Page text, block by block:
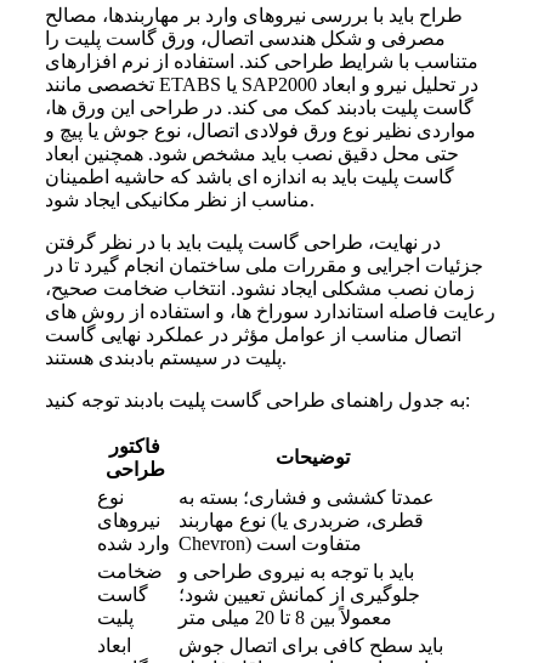
طراح باید با بررسی نیروهای وارد بر مهاربندها، مصالح
مصرفی و شکل هندسی اتصال، ورق گاست پلیت را
متناسب با شرایط طراحی کند. استفاده از نرم‌ افزارهای
تخصصی مانند ETABS یا SAP2000 در تحلیل نیرو و ابعاد
گاست پلیت بادبند کمک می‌ کند. در طراحی این ورق‌ ها،
مواردی نظیر نوع ورق فولادی اتصال، نوع جوش یا پیچ و
حتی محل دقیق نصب باید مشخص شود. همچنین ابعاد
گاست پلیت باید به اندازه‌ ای باشد که حاشیه اطمینان
مناسب از نظر مکانیکی ایجاد شود.
در نهایت، طراحی گاست پلیت باید با در نظر گرفتن
جزئیات اجرایی و مقررات ملی ساختمان انجام گیرد تا در
زمان نصب مشکلی ایجاد نشود. انتخاب ضخامت صحیح،
رعایت فاصله استاندارد سوراخ‌ ها، و استفاده از روش‌ های
اتصال مناسب از عوامل مؤثر در عملکرد نهایی گاست
پلیت در سیستم بادبندی هستند.
به جدول راهنمای طراحی گاست پلیت بادبند توجه کنید:
فاکتور
طراحی
توضیحات
نوع
نیروهای
وارد شده
عمدتا کششی و فشاری؛ بسته به
نوع مهاربند (قطری، ضربدری یا
Chevron) متفاوت است
ضخامت
گاست
پلیت
باید با توجه به نیروی طراحی و
جلوگیری از کمانش تعیین شود؛
معمولاً بین 8 تا 20 میلی‌ متر
ابعاد
باید سطح کافی برای اتصال جوش